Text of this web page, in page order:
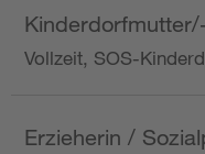
Vollzeit, SOS-
Erzieherin /